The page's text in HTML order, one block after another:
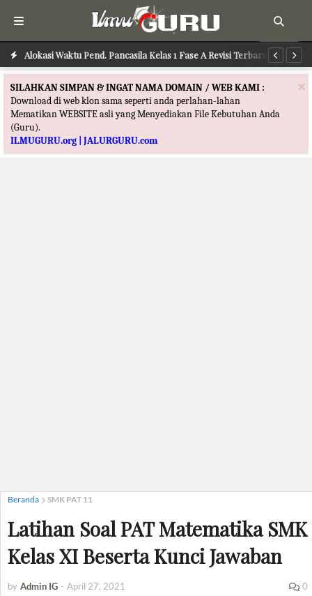
Alokasi Waktu Pend. Pancasila Kelas 1 Fase A Revisi Terbaru
Alokasi Waktu PJOK Kelas 1 Fase A Revisi Terbaru
×
SILAHKAN SIMPAN & INGAT NAMA DOMAIN / WEB KAMI :
Download di web klon sama seperti anda perlahan-lahan
Mematikan WEBSITE asli yang Menyediakan File Kebutuhan Anda
(Guru).
ILMUGURU.org | JALURGURU.com
Beranda SMK PAT 11
Latihan Soal PAT Matematika SMK
Kelas XI Beserta Kunci Jawaban
by Admin IG - April 27, 2021 0